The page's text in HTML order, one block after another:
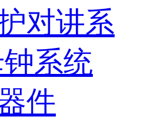
对讲系
系统
件